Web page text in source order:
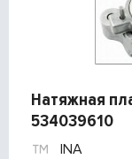
Натяжная
534039610
INA